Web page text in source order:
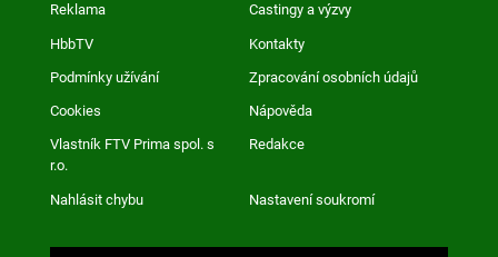
Reklama Castingy a výzvy
HbbTV Kontakty
Podmínky užívání Zpracování osobních údajů
Cookies Nápověda
Vlastník FTV Prima spol. s
r.o.
Redakce
Nahlásit chybu Nastavení soukromí